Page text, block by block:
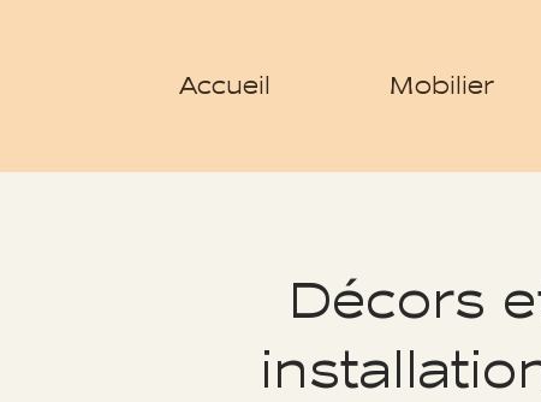
Accueil Mobilier
Décors